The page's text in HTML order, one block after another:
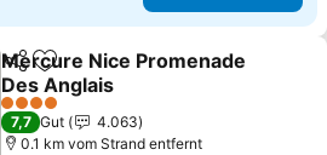
TeilenZu Favoriten hinzufügen
Mercure Nice Promenade
Des Anglais
Preise sehen
4 Sterne
7,7 Gut
4.063
0.1 km vom Strand entfernt